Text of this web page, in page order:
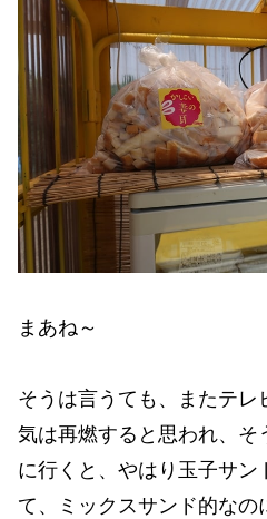
まあね～
そうは言うても、またテレ
気は再燃すると思われ、そ
に行くと、やはり玉子サン
て、ミックスサンド的なの